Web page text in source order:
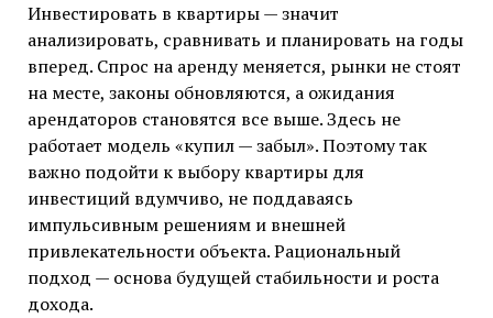
Инвестировать в квартиры — значит
анализировать, сравнивать и планировать на годы
вперед. Спрос на аренду меняется, рынки не стоят
на месте, законы обновляются, а ожидания
арендаторов становятся все выше. Здесь не
работает модель «купил — забыл». Поэтому так
важно подойти к выбору квартиры для
инвестиций вдумчиво, не поддаваясь
импульсивным решениям и внешней
привлекательности объекта. Рациональный
подход — основа будущей стабильности и роста
дохода.